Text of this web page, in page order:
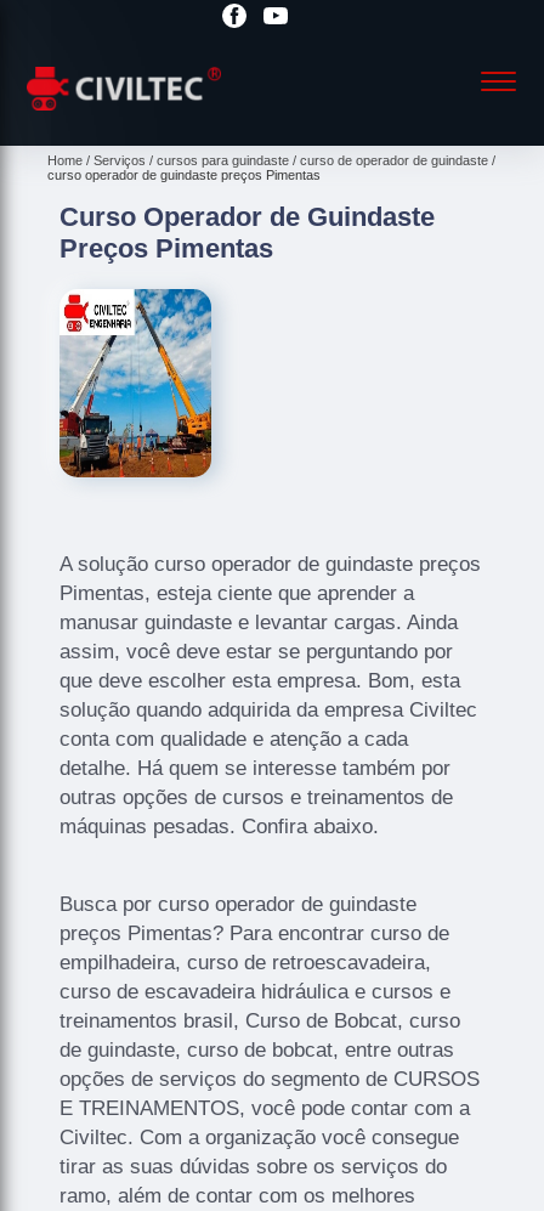
Home Serviços cursos para guindaste
curso de operador de guindaste
curso operador de guindaste preços Pimentas
Curso Operador de Guindaste
Preços Pimentas
A solução curso operador de guindaste preços
Pimentas, esteja ciente que aprender a
manusar guindaste e levantar cargas. Ainda
assim, você deve estar se perguntando por
que deve escolher esta empresa. Bom, esta
solução quando adquirida da empresa Civiltec
conta com qualidade e atenção a cada
detalhe. Há quem se interesse também por
outras opções de cursos e treinamentos de
máquinas pesadas. Confira abaixo.
Busca por curso operador de guindaste
preços Pimentas? Para encontrar curso de
empilhadeira, curso de retroescavadeira,
curso de escavadeira hidráulica e cursos e
treinamentos brasil, Curso de Bobcat, curso
de guindaste, curso de bobcat, entre outras
opções de serviços do segmento de CURSOS
E TREINAMENTOS, você pode contar com a
Civiltec. Com a organização você consegue
tirar as suas dúvidas sobre os serviços do
ramo, além de contar com os melhores